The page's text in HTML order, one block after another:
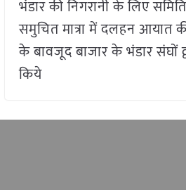
भंडार की निगरानी के लिए
समुचित मात्रा में दलहन आयात
के बावजूद बाजार के भंडार संघों
किये